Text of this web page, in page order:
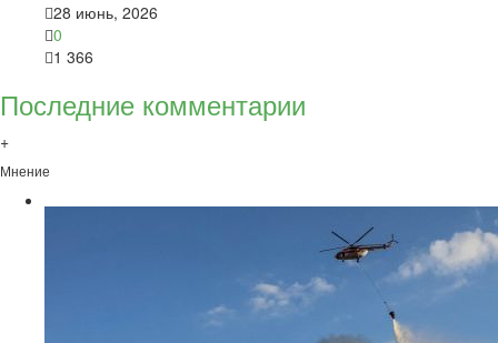
28 июнь, 2026
0
1 366
Последние комментарии
+
Мнение